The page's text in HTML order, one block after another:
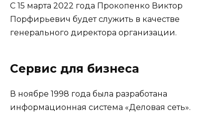
С 15 марта 2022 года Прокопенко Виктор
Порфирьевич будет служить в качестве
генерального директора организации.
Сервис для бизнеса
В ноябре 1998 года была разработана
информационная система «Деловая сеть».